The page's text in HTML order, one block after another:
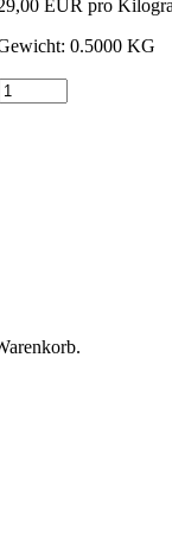
EUR pro
0.5000 KG